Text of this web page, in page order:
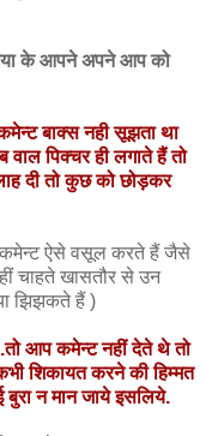
के आपने अपने आप को
बाक्स नही सूझता था
पिक्चर ही लगाते हैं तो
दी तो कुछ को छोड़कर
कमेन्ट ऐसे वसूल करते हैं जैसे
चाहते खासतौर से उन
झिझकते हैं )
आप कमेन्ट नहीं देते थे तो
शिकायत करने की हिम्मत
न मान जाये इसलिये.